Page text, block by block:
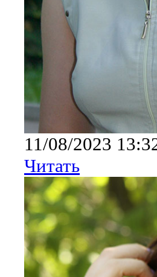
11/08/2023
Читать